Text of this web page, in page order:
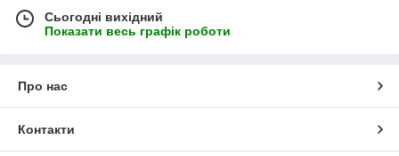
Сьогодні вихідний
Показати весь графік роботи
Про нас
Контакти